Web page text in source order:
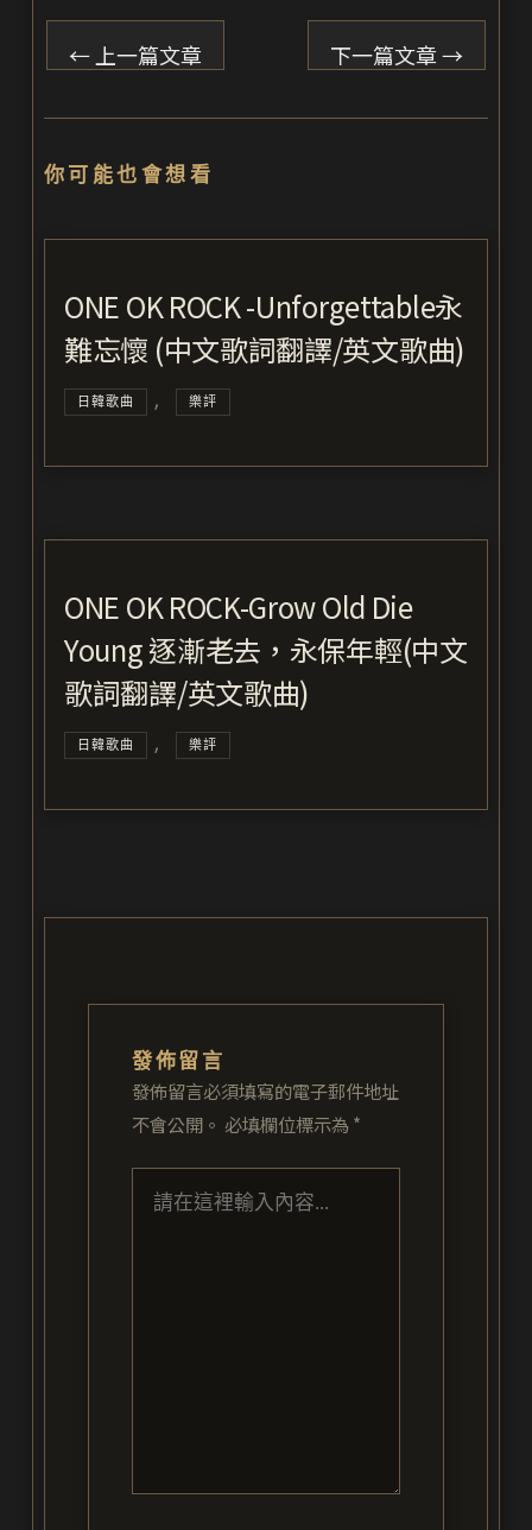
← 上一篇文章 下一篇文章→
你可能也會想看
ONE OK ROCK -Unforgettable永
難忘懷 (中文歌詞翻譯/英文歌曲)
日韓歌曲 , 樂評
ONE OK ROCK-Grow Old Die
Young 逐漸老去，永保年輕(中文
歌詞翻譯/英文歌曲)
日韓歌曲 , 樂評
發佈留言
發佈留言必須填寫的電子郵件地址
不會公開。 必填欄位標示為*